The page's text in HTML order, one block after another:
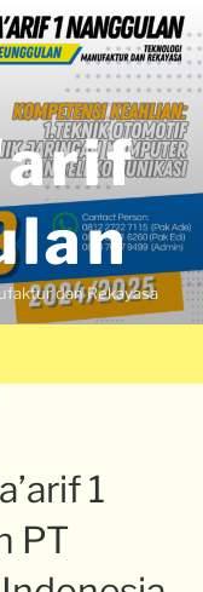
dan Rekayasa
1
PT